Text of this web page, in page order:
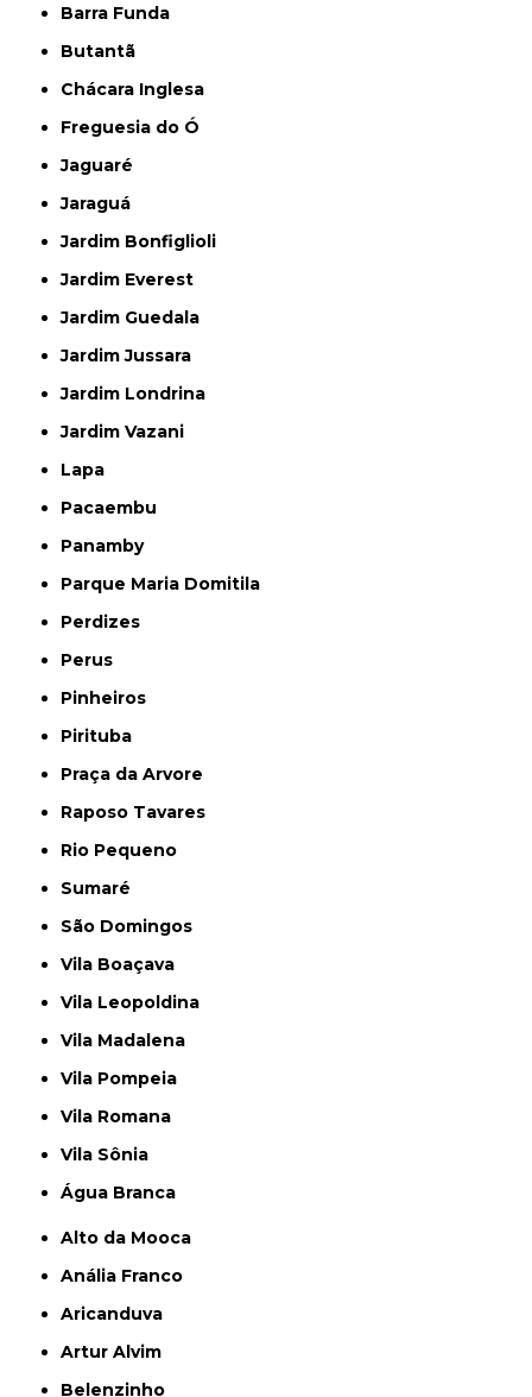
Barra Funda
Butantã
Chácara Inglesa
Freguesia do Ó
Jaguaré
Jaraguá
Jardim Bonfiglioli
Jardim Everest
Jardim Guedala
Jardim Jussara
Jardim Londrina
Jardim Vazani
Lapa
Pacaembu
Panamby
Parque Maria Domitila
Perdizes
Perus
Pinheiros
Pirituba
Praça da Arvore
Raposo Tavares
Rio Pequeno
Sumaré
São Domingos
Vila Boaçava
Vila Leopoldina
Vila Madalena
Vila Pompeia
Vila Romana
Vila Sônia
Água Branca
Alto da Mooca
Anália Franco
Aricanduva
Artur Alvim
Belenzinho